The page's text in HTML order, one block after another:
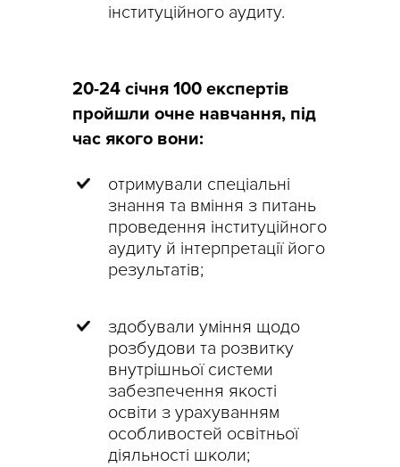
інституційного аудиту.
20-24 січня 100 експертів
пройшли очне навчання, під
час якого вони:
отримували спеціальні
знання та вміння з питань
проведення інституційного
аудиту й інтерпретації його
результатів;
здобували уміння щодо
розбудови та розвитку
внутрішньої системи
забезпечення якості
освіти з урахуванням
особливостей освітньої
діяльності школи;